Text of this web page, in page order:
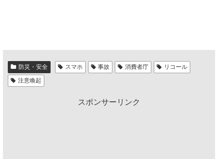
防災・安全 スマホ 事故 消費者庁
リコール
注意喚起
スポンサーリンク